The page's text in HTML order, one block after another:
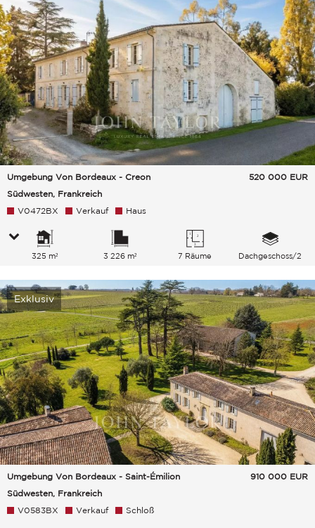
Umgebung Von Bordeaux - Creon
Südwesten, Frankreich
520 000 EUR
V0472BX Verkauf Haus
325 m² 3 226 m² 7 Räume Dachgeschoss/2
Exklusiv
Umgebung Von Bordeaux - Saint-Émilion
Südwesten, Frankreich
910 000 EUR
V0583BX Verkauf Schloß